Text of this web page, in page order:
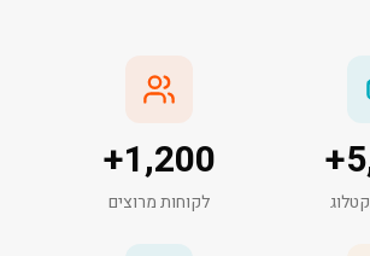
+
1,200
+
לקוחות מרוצים